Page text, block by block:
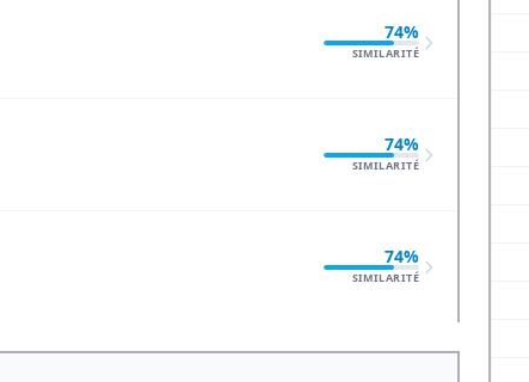
74%
SIMILARITÉ
74%
SIMILARITÉ
74%
SIMILARITÉ